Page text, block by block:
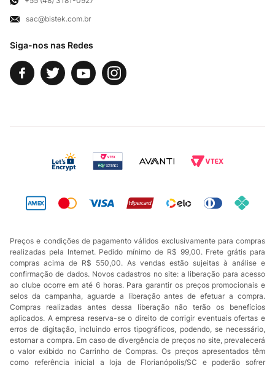
Siga-nos nas Redes
Fale Conosco
sac@bistek.com.br
Preços e condições de pagamento válidos exclusivamente para compras
realizadas pela Internet. Pedido mínimo de R$ 99,00. Frete grátis para
compras acima de R$ 550,00. As vendas estão sujeitas à análise e
confirmação de dados. Novos cadastros no site: a liberação para acesso
ao clube ocorre em até 6 horas. Para garantir os preços promocionais e
selos da campanha, aguarde a liberação antes de efetuar a compra.
Compras realizadas antes dessa liberação não terão os benefícios
aplicados. A empresa reserva-se o direito de corrigir eventuais ofertas e
erros de digitação, incluindo erros tipográficos, podendo, se necessário,
estornar a compra. Em caso de divergência de preços no site, prevalecerá
o valor exibido no Carrinho de Compras. Os preços apresentados têm
como referência inicial a loja de Florianópolis/SC e poderão sofrer